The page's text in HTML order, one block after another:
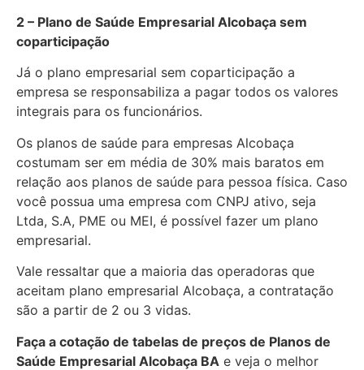
2 – Plano de Saúde Empresarial Alcobaça sem
coparticipação
Já o plano empresarial sem coparticipação a
empresa se responsabiliza a pagar todos os valores
integrais para os funcionários.
Os planos de saúde para empresas Alcobaça
costumam ser em média de 30% mais baratos em
relação aos planos de saúde para pessoa física. Caso
você possua uma empresa com CNPJ ativo, seja
Ltda, S.A, PME ou MEI, é possível fazer um plano
empresarial.
Vale ressaltar que a maioria das operadoras que
aceitam plano empresarial Alcobaça, a contratação
são a partir de 2 ou 3 vidas.
Faça a cotação de tabelas de preços de Planos de
Saúde Empresarial Alcobaça BA e veja o melhor